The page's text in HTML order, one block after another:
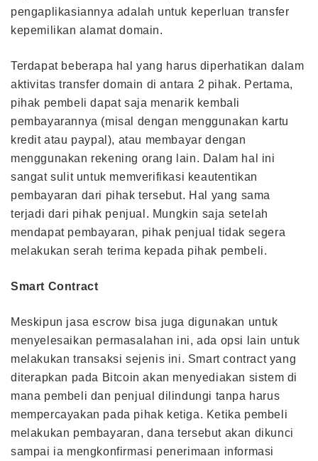
pengaplikasiannya adalah untuk keperluan transfer
kepemilikan alamat domain.
Terdapat beberapa hal yang harus diperhatikan dalam
aktivitas transfer domain di antara 2 pihak. Pertama,
pihak pembeli dapat saja menarik kembali
pembayarannya (misal dengan menggunakan kartu
kredit atau paypal), atau membayar dengan
menggunakan rekening orang lain. Dalam hal ini
sangat sulit untuk memverifikasi keautentikan
pembayaran dari pihak tersebut. Hal yang sama
terjadi dari pihak penjual. Mungkin saja setelah
mendapat pembayaran, pihak penjual tidak segera
melakukan serah terima kepada pihak pembeli.
Smart Contract
Meskipun jasa escrow bisa juga digunakan untuk
menyelesaikan permasalahan ini, ada opsi lain untuk
melakukan transaksi sejenis ini. Smart contract yang
diterapkan pada Bitcoin akan menyediakan sistem di
mana pembeli dan penjual dilindungi tanpa harus
mempercayakan pada pihak ketiga. Ketika pembeli
melakukan pembayaran, dana tersebut akan dikunci
sampai ia mengkonfirmasi penerimaan informasi